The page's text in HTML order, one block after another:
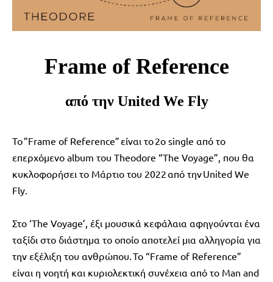
Frame of Reference
από την United We Fly
Το”Frame of Reference” είναι το2ο single από το
επερχόμενο album του Theodore “The Voyage”, που θα
κυκλοφορήσει το Μάρτιο του 2022 από τηνUnited We
Fly.
Στο ‘The Voyage’, έξι μουσικά κεφάλαια αφηγούνται ένα
ταξίδι στο διάστημα το οποίο αποτελεί μια αλληγορία για
την εξέλιξη του ανθρώπου. Το “Frame of Reference”
είναι η νοητή και κυριολεκτική συνέχεια από το Man and